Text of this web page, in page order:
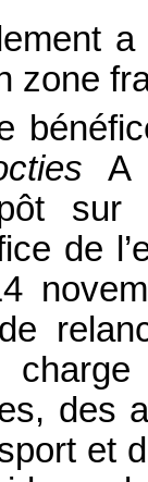
zone
A
de
des
et